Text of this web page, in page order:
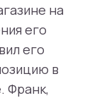
на
его
его
в
Франк,